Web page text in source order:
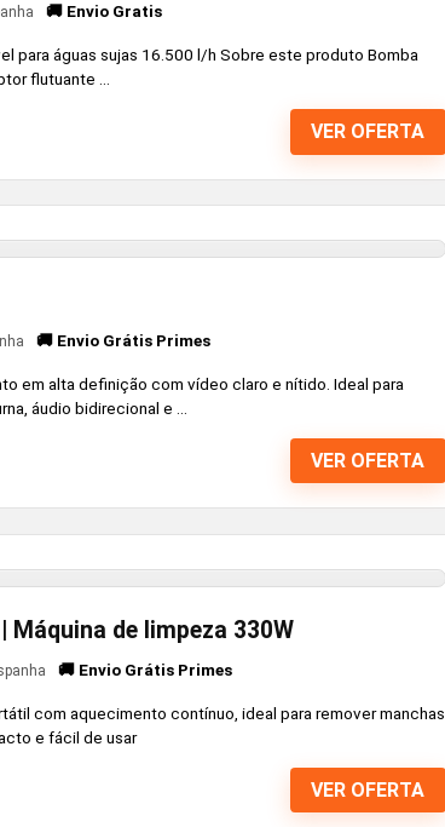
🚚 Envio Gratis
para águas sujas 16.500 l/h Sobre este produto Bomba
flutuante ...
VER OFERTA
🚚 Envio Grátis Primes
em alta definição com vídeo claro e nítido. Ideal para
áudio bidirecional e ...
VER OFERTA
Máquina de limpeza 330W
🚚 Envio Grátis Primes
com aquecimento contínuo, ideal para remover manchas
e fácil de usar
VER OFERTA